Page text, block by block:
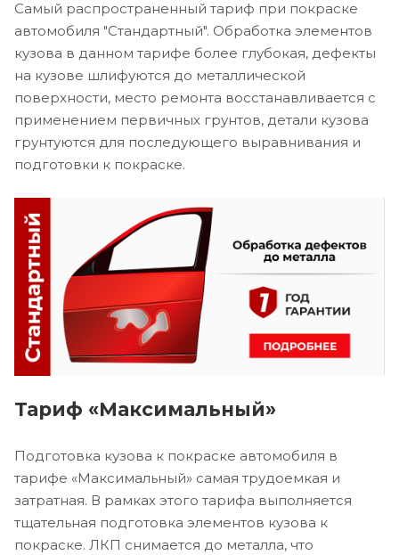
Самый распространенный тариф при покраске
автомобиля "Стандартный". Обработка элементов
кузова в данном тарифе более глубокая, дефекты
на кузове шлифуются до металлической
поверхности, место ремонта восстанавливается с
применением первичных грунтов, детали кузова
грунтуются для последующего выравнивания и
подготовки к покраске.
Тариф «Максимальный»
Подготовка кузова к покраске автомобиля в
тарифе «Максимальный» самая трудоемкая и
затратная. В рамках этого тарифа выполняется
тщательная подготовка элементов кузова к
покраске. ЛКП снимается до металла, что